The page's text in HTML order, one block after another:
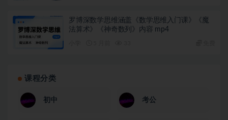
罗博深数学思维涵盖《数学思维入门课》《魔
法算术》《神奇数列》内容 mp4
课程分类
初中 考公